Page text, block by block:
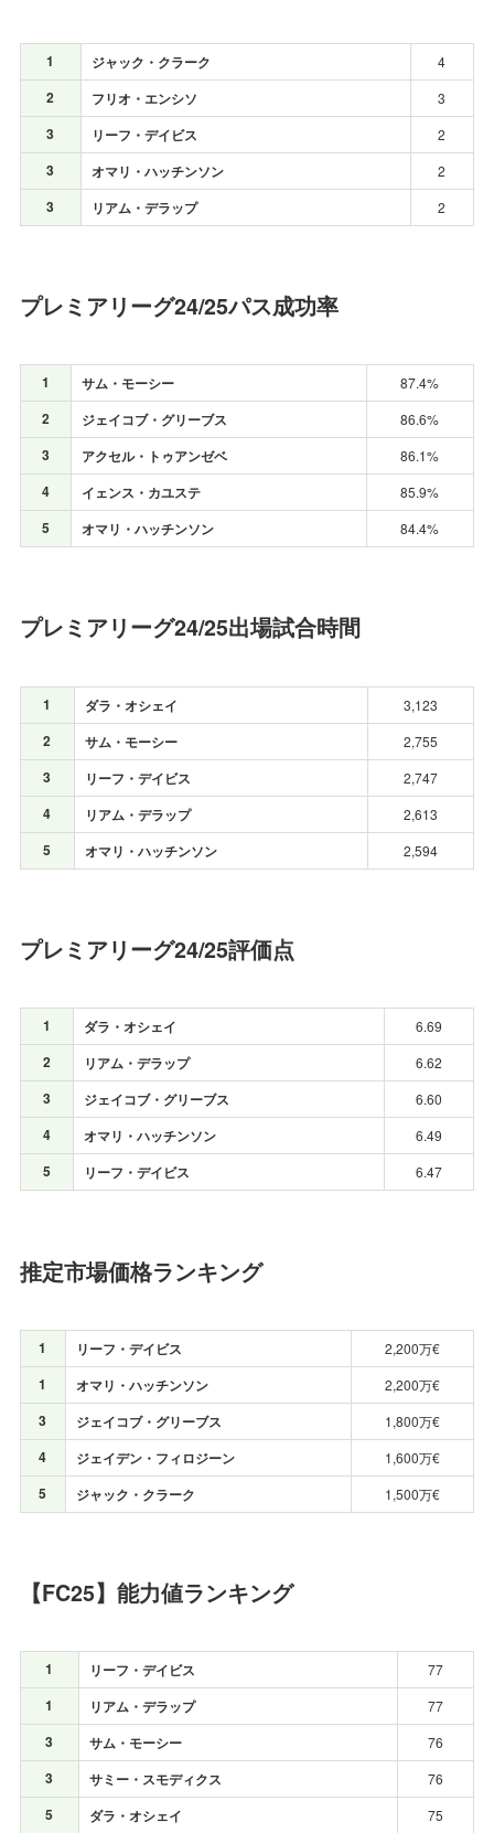
1 ジャック・クラーク 4
2 フリオ・エンシソ 3
3 リーフ・デイビス 2
3 オマリ・ハッチンソン 2
3 リアム・デラップ 2
プレミアリーグ24/25パス成功率
1 サム・モーシー 87.4%
2 ジェイコブ・グリーブス 86.6%
3 アクセル・トゥアンゼベ 86.1%
4 イェンス・カユステ 85.9%
5 オマリ・ハッチンソン 84.4%
プレミアリーグ24/25出場試合時間
1 ダラ・オシェイ 3,123
2 サム・モーシー 2,755
3 リーフ・デイビス 2,747
4 リアム・デラップ 2,613
5 オマリ・ハッチンソン 2,594
プレミアリーグ24/25評価点
1 ダラ・オシェイ 6.69
2 リアム・デラップ 6.62
3 ジェイコブ・グリーブス 6.60
4 オマリ・ハッチンソン 6.49
5 リーフ・デイビス 6.47
推定市場価格ランキング
1 リーフ・デイビス 2,200万€
1 オマリ・ハッチンソン 2,200万€
3 ジェイコブ・グリーブス 1,800万€
4 ジェイデン・フィロジーン 1,600万€
5 ジャック・クラーク 1,500万€
【FC25】能力値ランキング
1 リーフ・デイビス 77
1 リアム・デラップ 77
3 サム・モーシー 76
3 サミー・スモディクス 76
5 ダラ・オシェイ 75